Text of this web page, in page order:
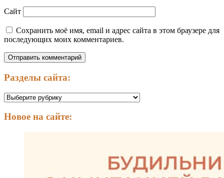
Сайт
Сохранить моё имя, email и адрес сайта в этом браузере для
последующих моих комментариев.
Разделы сайта:
Разделы
Новое на сайте: